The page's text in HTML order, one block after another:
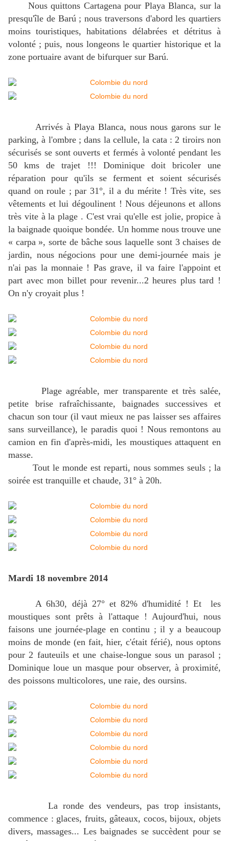
Nous quittons Cartagena pour Playa Blanca, sur la
presqu'île de Barú ; nous traversons d'abord les quartiers
moins touristiques, habitations délabrées et détritus à
volonté ; puis, nous longeons le quartier historique et la
zone portuaire avant de bifurquer sur Barú.
Arrivés à Playa Blanca, nous nous garons sur le
parking, à l'ombre ; dans la cellule, la cata : 2 tiroirs non
sécurisés se sont ouverts et fermés à volonté pendant les
50 kms de trajet !!! Dominique doit bricoler une
réparation pour qu'ils se ferment et soient sécurisés
quand on roule ; par 31°, il a du mérite ! Très vite, ses
vêtements et lui dégoulinent ! Nous déjeunons et allons
très vite à la plage . C'est vrai qu'elle est jolie, propice à
la baignade quoique bondée. Un homme nous trouve une
« carpa », sorte de bâche sous laquelle sont 3 chaises de
jardin, nous négocions pour une demi-journée mais je
n'ai pas la monnaie ! Pas grave, il va faire l'appoint et
part avec mon billet pour revenir...2 heures plus tard !
On n'y croyait plus !
Plage agréable, mer transparente et très salée,
petite brise rafraîchissante, baignades successives et
chacun son tour (il vaut mieux ne pas laisser ses affaires
sans surveillance), le paradis quoi ! Nous remontons au
camion en fin d'après-midi, les moustiques attaquent en
masse.
Tout le monde est reparti, nous sommes seuls ; la
soirée est tranquille et chaude, 31° à 20h.
Mardi 18 novembre 2014
A 6h30, déjà 27° et 82% d'humidité ! Et les
moustiques sont prêts à l'attaque ! Aujourd'hui, nous
faisons une journée-plage en continu ; il y a beaucoup
moins de monde (en fait, hier, c'était férié), nous optons
pour 2 fauteuils et une chaise-longue sous un parasol ;
Dominique loue un masque pour observer, à proximité,
des poissons multicolores, une raie, des oursins.
La ronde des vendeurs, pas trop insistants,
commence : glaces, fruits, gâteaux, cocos, bijoux, objets
divers, massages... Les baignades se succèdent pour se